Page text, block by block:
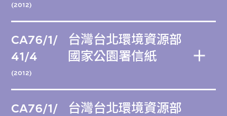
(2012)
CA76/1/
41/4
(2012)
台灣台北環境資源部
國家公園署信紙
CA76/1/
台灣台北環境資源部